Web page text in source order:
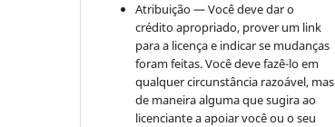
Atribuição — Você deve dar o
crédito apropriado, prover um link
para a licença e indicar se mudanças
foram feitas. Você deve fazê-lo em
qualquer circunstância razoável, mas
de maneira alguma que sugira ao
licenciante a apoiar você ou o seu